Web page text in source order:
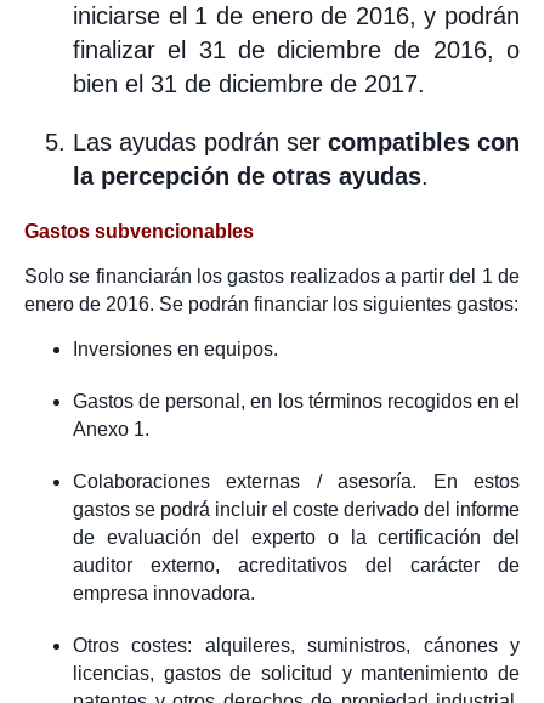
iniciarse el 1 de enero de 2016, y podrán
finalizar el 31 de diciembre de 2016, o
bien el 31 de diciembre de 2017.
Las ayudas podrán ser compatibles con
la percepción de otras ayudas.
Gastos subvencionables
Solo se financiarán los gastos realizados a partir del 1 de
enero de 2016. Se podrán financiar los siguientes gastos:
Inversiones en equipos.
Gastos de personal, en los términos recogidos en el
Anexo 1.
Colaboraciones externas / asesoría. En estos
gastos se podrá́ incluir el coste derivado del informe
de evaluación del experto o la certificación del
auditor externo, acreditativos del carácter de
empresa innovadora.
Otros costes: alquileres, suministros, cánones y
licencias, gastos de solicitud y mantenimiento de